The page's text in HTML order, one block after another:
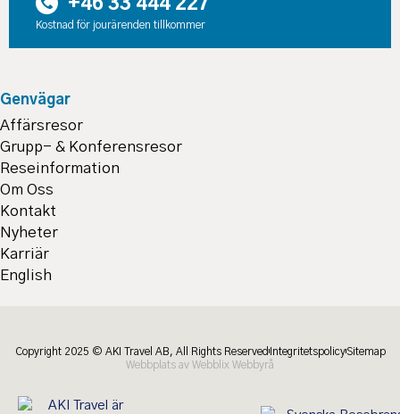
Kostnad för jourärenden tillkommer
Genvägar
Affärsresor
Grupp- & Konferensresor
Reseinformation
Om Oss
Kontakt
Nyheter
Karriär
English
Copyright 2025 © AKI Travel AB, All Rights Reserved IntegritetspolicySitemap
Webbplats av Webblix Webbyrå